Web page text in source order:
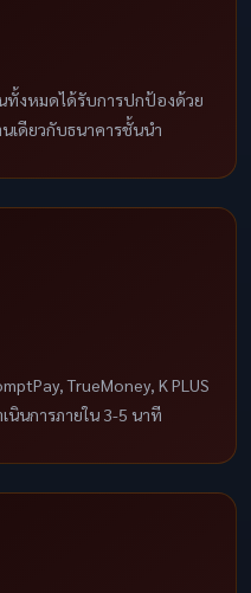
ทั้งหมดได้รับการปกป้องด้วย
เดียวกับธนาคารชั้นนำ
TrueMoney, K PLUS
นินการภายใน 3-5 นาที